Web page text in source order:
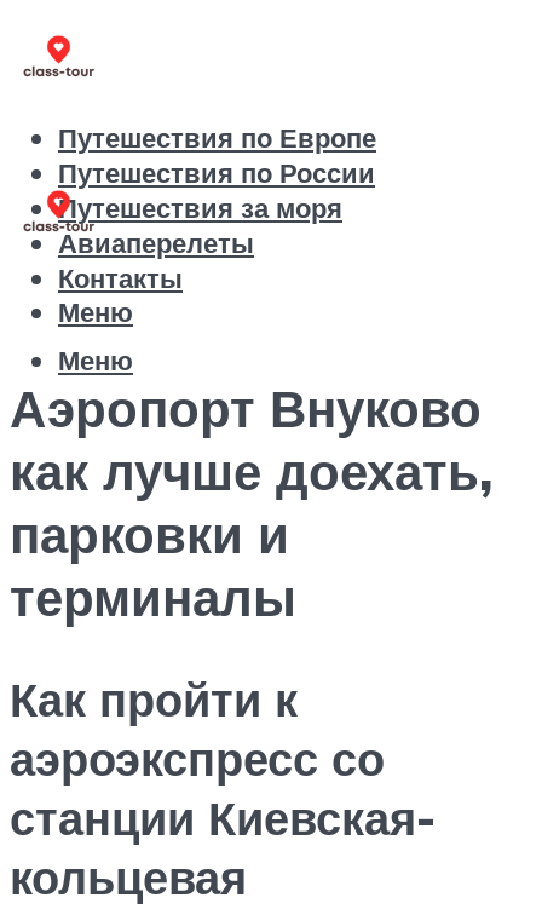
Путешествия по Европе
Путешествия по России
Путешествия за моря
Авиаперелеты
Контакты
Меню
Меню
Аэропорт Внуково
как лучше доехать,
парковки и
терминалы
Как пройти к
аэроэкспресс со
станции Киевская-
кольцевая